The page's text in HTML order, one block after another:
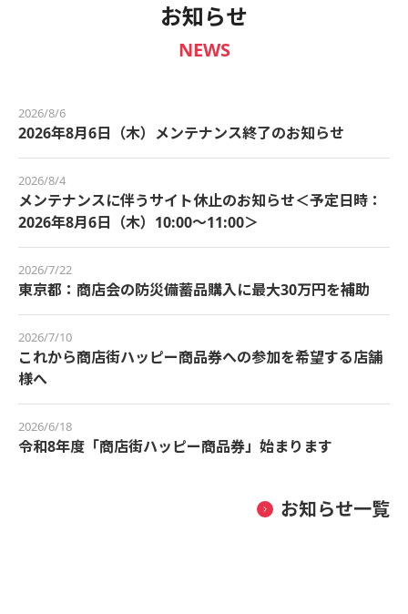
お知らせ
NEWS
2026/8/6
2026年8月6日（木）メンテナンス終了のお知らせ
2026/8/4
メンテナンスに伴うサイト休止のお知らせ＜予定日時：
2026年8月6日（木）10:00～11:00＞
2026/7/22
東京都：商店会の防災備蓄品購入に最大30万円を補助
2026/7/10
これから商店街ハッピー商品券への参加を希望する店舗
様へ
2026/6/18
令和8年度「商店街ハッピー商品券」始まります
お知らせ一覧